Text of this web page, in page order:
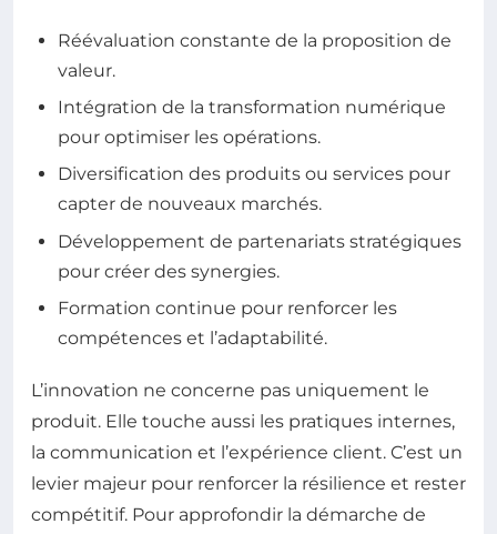
Réévaluation constante de la proposition de
valeur.
Intégration de la transformation numérique
pour optimiser les opérations.
Diversification des produits ou services pour
capter de nouveaux marchés.
Développement de partenariats stratégiques
pour créer des synergies.
Formation continue pour renforcer les
compétences et l’adaptabilité.
L’innovation ne concerne pas uniquement le
produit. Elle touche aussi les pratiques internes,
la communication et l’expérience client. C’est un
levier majeur pour renforcer la résilience et rester
compétitif. Pour approfondir la démarche de